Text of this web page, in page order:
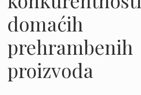
domaćih
prehrambenih
proizvoda